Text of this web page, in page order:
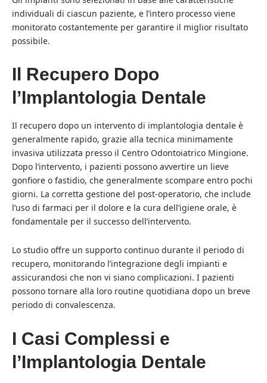
individuali di ciascun paziente, e l’intero processo viene
monitorato costantemente per garantire il miglior risultato
possibile.
Il Recupero Dopo
l’Implantologia Dentale
Il recupero dopo un intervento di implantologia dentale è
generalmente rapido, grazie alla tecnica minimamente
invasiva utilizzata presso il Centro Odontoiatrico Mingione.
Dopo l’intervento, i pazienti possono avvertire un lieve
gonfiore o fastidio, che generalmente scompare entro pochi
giorni. La corretta gestione del post-operatorio, che include
l’uso di farmaci per il dolore e la cura dell’igiene orale, è
fondamentale per il successo dell’intervento.
Lo studio offre un supporto continuo durante il periodo di
recupero, monitorando l’integrazione degli impianti e
assicurandosi che non vi siano complicazioni. I pazienti
possono tornare alla loro routine quotidiana dopo un breve
periodo di convalescenza.
I Casi Complessi e
l’Implantologia Dentale